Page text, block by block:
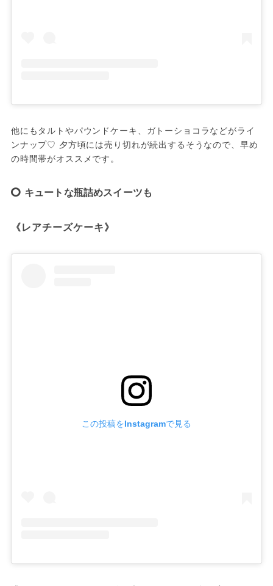
他にもタルトやパウンドケーキ、ガトーショコラなどがライ
ンナップ♡ 夕方頃には売り切れが続出するそうなので、早め
の時間帯がオススメです。
キュートな瓶詰めスイーツも
《レアチーズケーキ》
この投稿をInstagramで見る